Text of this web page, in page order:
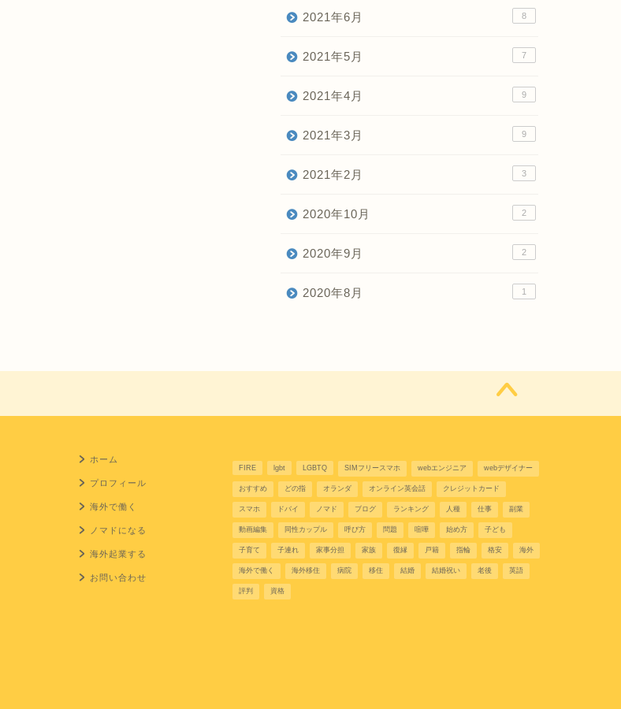
2021年6月 8
2021年5月 7
2021年4月 9
2021年3月 9
2021年2月 3
2020年10月 2
2020年9月 2
2020年8月 1
ホーム
プロフィール
海外で働く
ノマドになる
海外起業する
お問い合わせ
FIRE lgbt LGBTQ SIMフリースマホ webエンジニア webデザイナー
おすすめ どの指 オランダ オンライン英会話 クレジットカード
スマホ ドバイ ノマド ブログ ランキング 人種 仕事 副業
動画編集 同性カップル 呼び方 問題 喧嘩 始め方 子ども
子育て 子連れ 家事分担 家族 復縁 戸籍 指輪 格安 海外
海外で働く 海外移住 病院 移住 結婚 結婚祝い 老後 英語
評判 資格